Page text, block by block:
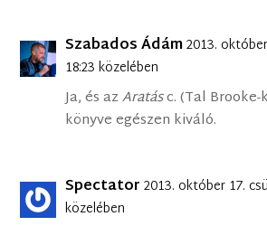
Szabados Ádám2013.
18:23 közelében
Ja, és azAratásc. (Tal
könyve egészen kiváló.
Spectator 2013. október 17.
közelében